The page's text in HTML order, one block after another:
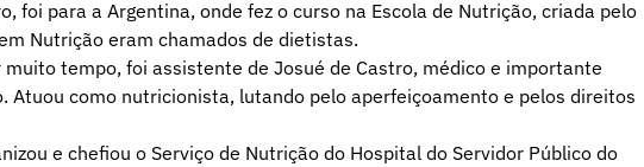
foi para a Argentina, onde fez o curso na Escola de Nutrição, criada pelo
Nutrição eram chamados de dietistas.
tempo, foi assistente de Josué de Castro, médico e importante
Atuou como nutricionista, lutando pelo aperfeiçoamento e pelos direitos
e chefiou o Serviço de Nutrição do Hospital do Servidor Público do